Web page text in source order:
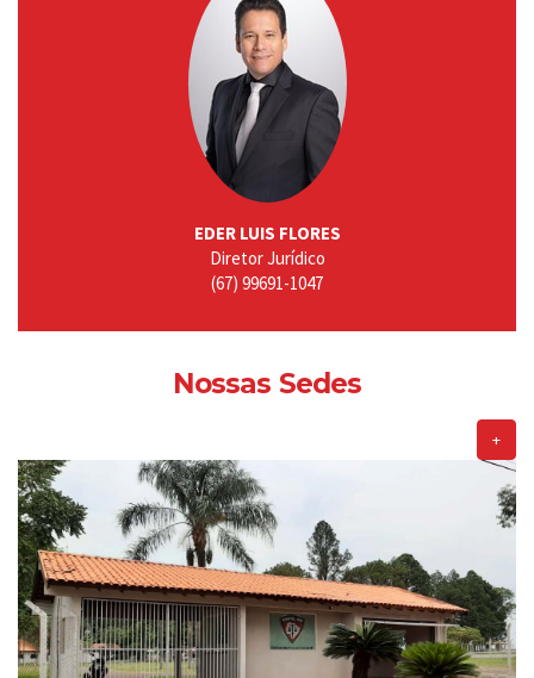
EDER LUIS FLORES
Diretor Jurídico
(67) 99691-1047
Nossas Sedes
+